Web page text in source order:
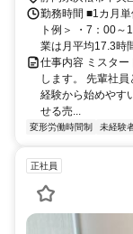
勤務時間 ■1カ月
ト例＞ ・7：00
業は月平均17.3時
仕事内容 ミスタ
します。 先輩社
経験から始めや
せる売...
変形労働時間制 未経験
正社員